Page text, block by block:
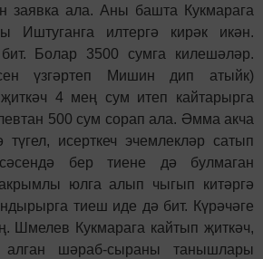
заявка ала. Аны башта Кукмарага
Иштуганга илтергә кирәк икән.
Болар 3500 сумга килешәләр.
үзгәртеп Мишин дип атыйк)
4 мең сум итеп кайтарырга
500 сум сорап ала. Әмма акча
түгел, исерткеч эчемлекләр сатып
бер тиене дә булмаган
юлга алып чыгып китәргә
тиеш иде дә бит. Күрәчәге
Шмелев Кукмарага кайтып җиткәч,
шәраб-сыраны танышлары